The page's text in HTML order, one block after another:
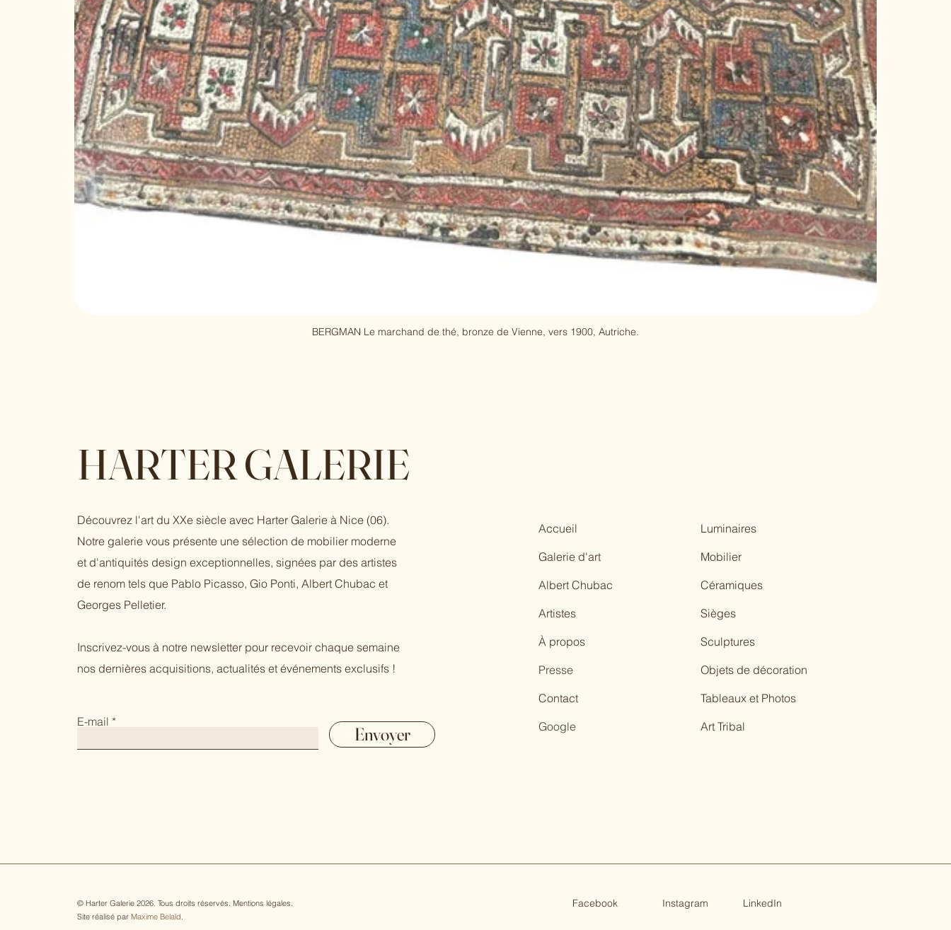
BERGMAN Le marchand de thé, bronze de Vienne, vers 1900, Autriche.
HARTER GALERIE
Découvrez l'art du XXe siècle avec Harter Galerie à Nice (06).
Notre galerie vous présente une sélection de mobilier moderne
et d'antiquités design exceptionnelles, signées par des artistes
de renom tels que Pablo Picasso, Gio Ponti, Albert Chubac et
Georges Pelletier.
Inscrivez-vous à notre newsletter pour recevoir chaque semaine
nos dernières acquisitions, actualités et événements exclusifs !
E-mail
Envoyer
Accueil
Galerie d'art
Albert Chubac
Artistes
À propos
Presse
Contact
Google
Luminaires
Mobilier
Céramiques
Sièges
Sculptures
Objets de décoration
Tableaux et Photos
Art Tribal
© Harter Galerie 2026. Tous droits réservés. Mentions légales.
Site réalisé par Maxime Belaïd.
Facebook Instagram LinkedIn